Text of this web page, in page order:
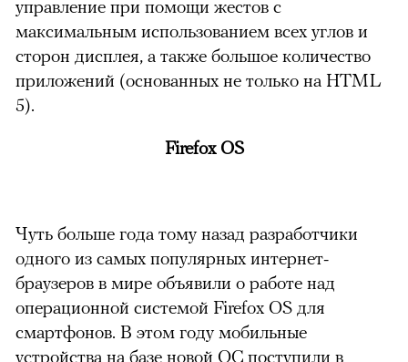
управление при помощи жестов с
максимальным использованием всех углов и
сторон дисплея, а также большое количество
приложений (основанных не только на HTML
5).
Firefox OS
Чуть больше года тому назад разработчики
одного из самых популярных интернет-
браузеров в мире объявили о работе над
операционной системой Firefox OS для
смартфонов. В этом году мобильные
устройства на базе новой ОС поступили в